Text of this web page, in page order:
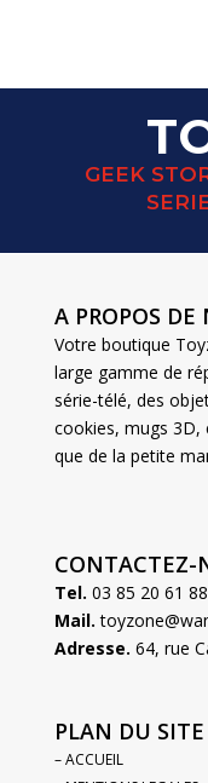
GEEK
A PROPOS DE
Votre boutique
large gamme de
série-télé, des
cookies, mugs 3D,
que de la petite
CONTACTEZ-
Tel. 03 85 20 61 88
Mail.
Adresse. 64, rue
PLAN DU
– ACCUEIL